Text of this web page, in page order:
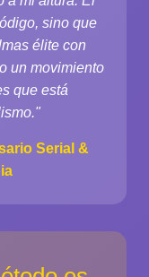
sino que
élite con
un movimiento
que está
Serial &